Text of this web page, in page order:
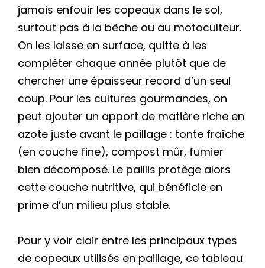
jamais enfouir les copeaux dans le sol,
surtout pas à la bêche ou au motoculteur.
On les laisse en surface, quitte à les
compléter chaque année plutôt que de
chercher une épaisseur record d’un seul
coup. Pour les cultures gourmandes, on
peut ajouter un apport de matière riche en
azote juste avant le paillage : tonte fraîche
(en couche fine), compost mûr, fumier
bien décomposé. Le paillis protège alors
cette couche nutritive, qui bénéficie en
prime d’un milieu plus stable.
Pour y voir clair entre les principaux types
de copeaux utilisés en paillage, ce tableau